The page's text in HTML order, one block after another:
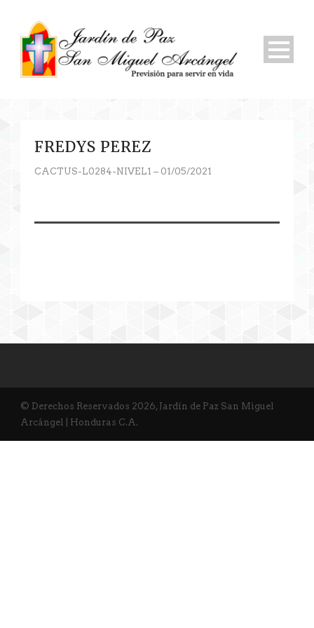
FREDYS PEREZ
CACTUS-L0284-NIVEL1 – 01/05/2021
© Derechos Reservados 2026, Jardín de Paz San Miguel
Arcángel | Honduras C.A.